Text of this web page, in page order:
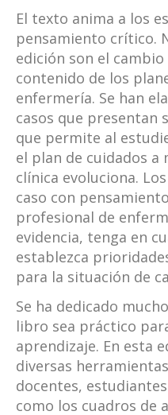
El texto anima a los
pensamiento crítico.
edición son el
contenido de los
enfermería. Se han
casos que presentan
que permite al
el plan de cuidados a
clínica evoluciona.
caso con
profesional de
evidencia, tenga en
establezca
para la situación de
Se ha dedicado
libro sea práctico
aprendizaje. En esta
diversas
docentes,
como los cuadros de